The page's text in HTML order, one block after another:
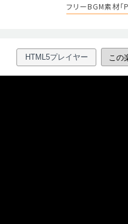
フリーBGM素材
HTML5プレイヤー